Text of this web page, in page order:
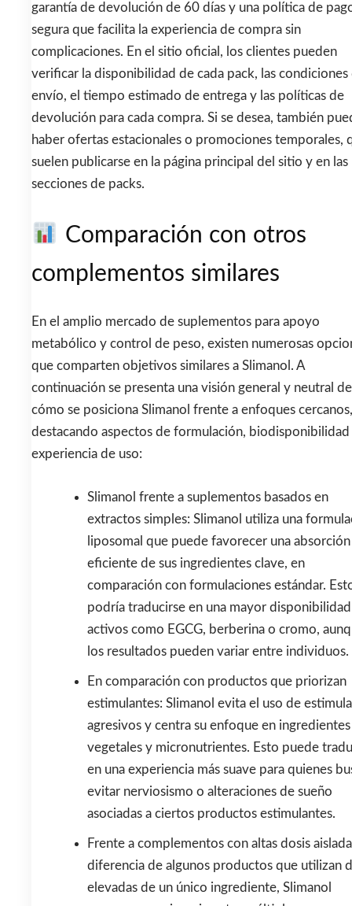
garantía de devolución de 60 días y una política de
segura que facilita la experiencia de compra sin
complicaciones. En el sitio oficial, los clientes pueden
verificar la disponibilidad de cada pack, las condiciones
envío, el tiempo estimado de entrega y las políticas de
devolución para cada compra. Si se desea, también
haber ofertas estacionales o promociones temporales,
suelen publicarse en la página principal del sitio y en las
secciones de packs.
Comparación con otros
complementos similares
En el amplio mercado de suplementos para apoyo
metabólico y control de peso, existen numerosas
que comparten objetivos similares a Slimanol. A
continuación se presenta una visión general y neutral de
cómo se posiciona Slimanol frente a enfoques cercanos,
destacando aspectos de formulación, biodisponibilidad
experiencia de uso:
Slimanol frente a suplementos basados en
extractos simples: Slimanol utiliza una
liposomal que puede favorecer una absorción
eficiente de sus ingredientes clave, en
comparación con formulaciones estándar.
podría traducirse en una mayor
activos como EGCG, berberina o cromo,
los resultados pueden variar entre individuos.
En comparación con productos que priorizan
estimulantes: Slimanol evita el uso de
agresivos y centra su enfoque en ingredientes
vegetales y micronutrientes. Esto puede
en una experiencia más suave para quienes
evitar nerviosismo o alteraciones de sueño
asociadas a ciertos productos estimulantes.
Frente a complementos con altas dosis
diferencia de algunos productos que utilizan
elevadas de un único ingrediente, Slimanol